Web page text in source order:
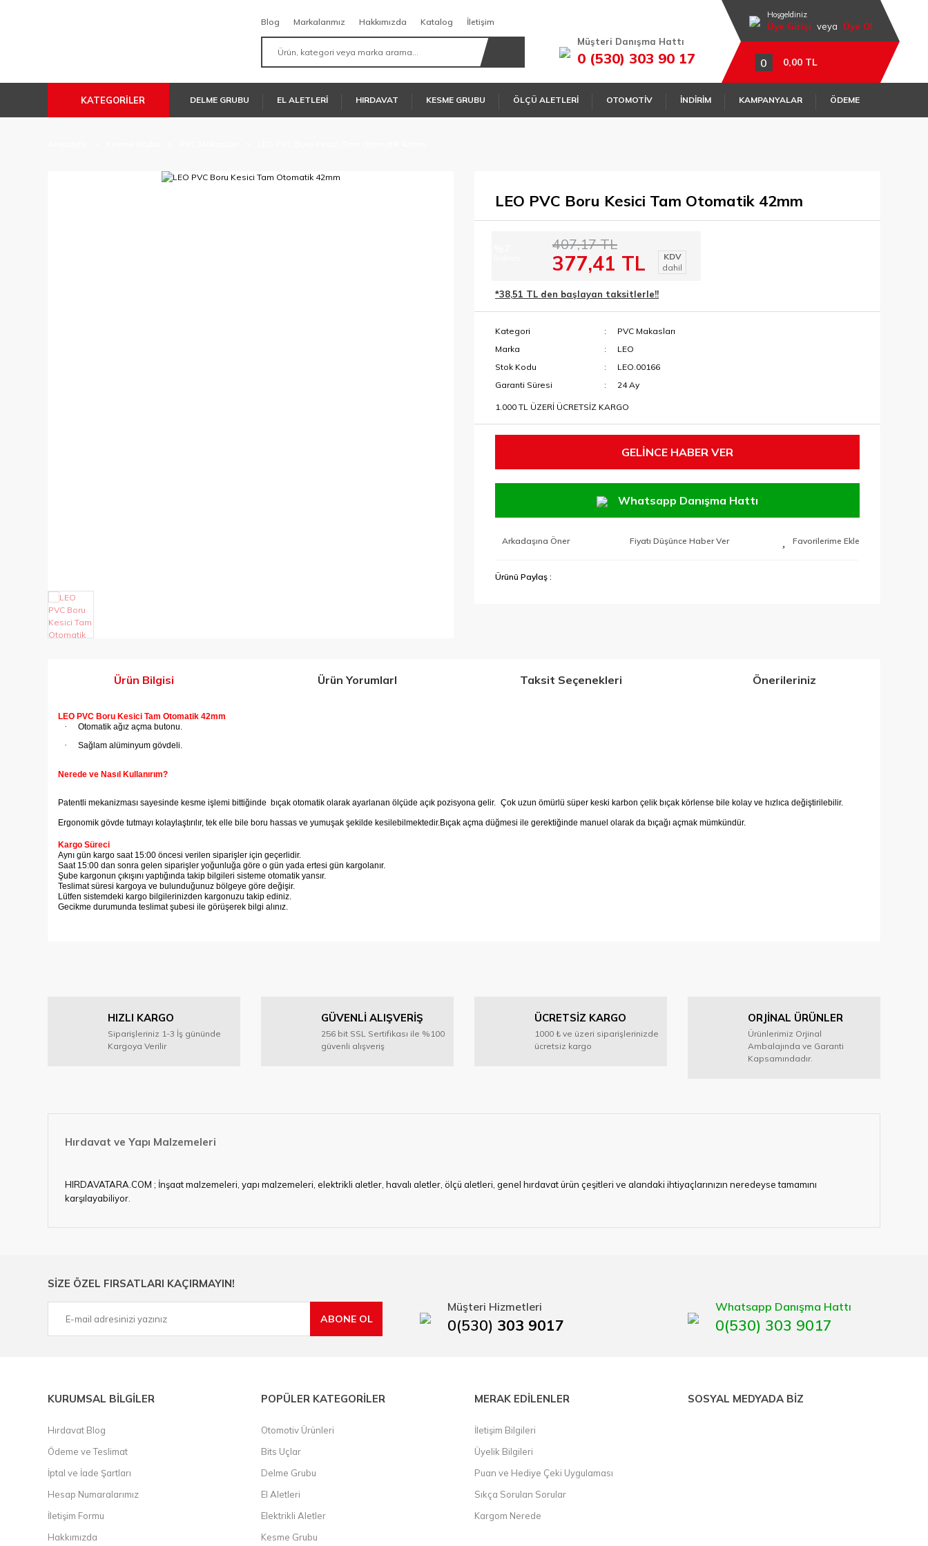
Blog Markalarımız Hakkımızda Katalog İletişim
Müşteri Danışma Hattı
0 (530) 303 90 17
Hoşgeldiniz
Üye Girişi veya Üye Ol
0 0,00 TL
KATEGORİLER DELME GRUBU EL ALETLERİ HIRDAVAT KESME GRUBU ÖLÇÜ ALETLERİ OTOMOTİV İNDİRİM KAMPANYALAR ÖDEME
LEO PVC Boru Kesici Tam Otomatik 42mm
407,17 TL
377,41 TL
KDV
dahil
*38,51 TL den başlayan taksitlerle!!
Kategori
PVC Makasları
Marka
LEO
Stok Kodu
LEO.00166
Garanti Süresi
24 Ay
1.000 TL ÜZERİ ÜCRETSİZ KARGO
GELİNCE HABER VER
Whatsapp Danışma Hattı
Arkadaşına Öner Fiyatı Düşünce Haber Ver
Ürünü Paylaş :
Ürün Bilgisi Ürün YorumlarI Taksit Seçenekleri Önerileriniz
LEO PVC Boru Kesici Tam Otomatik 42mm
· Otomatik ağız açma butonu.
· Sağlam alüminyum gövdeli.
Nerede ve Nasıl Kullanırım?
Patentli mekanizması sayesinde kesme işlemi bittiğinde bıçak otomatik olarak ayarlanan ölçüde açık pozisyona gelir. Çok uzun ömürlü süper keski karbon çelik bıçak körlense bile kolay ve hızlıca değiştirilebilir.
Ergonomik gövde tutmayı kolaylaştırılır, tek elle bile boru hassas ve yumuşak şekilde kesilebilmektedir.Bıçak açma düğmesi ile gerektiğinde manuel olarak da bıçağı açmak mümkündür.
Kargo Süreci
Aynı gün kargo saat 15:00 öncesi verilen siparişler için geçerlidir.
Saat 15:00 dan sonra gelen siparişler yoğunluğa göre o gün yada ertesi gün kargolanır.
Şube kargonun çıkışını yaptığında takip bilgileri sisteme otomatik yansır.
Teslimat süresi kargoya ve bulunduğunuz bölgeye göre değişir.
Lütfen sistemdeki kargo bilgilerinizden kargonuzu takip ediniz.
Gecikme durumunda teslimat şubesi ile görüşerek bilgi alınız.
Ürün bilgilerinde hatalar bulunuyor.
HIZLI KARGO
Siparişleriniz 1-3 İş gününde
Kargoya Verilir
GÜVENLİ ALIŞVERİŞ
256 bit SSL Sertifikası ile %100
güvenli alışveriş
ÜCRETSİZ KARGO
1000 ₺ ve üzeri siparişlerinizde
ücretsiz kargo
ORJİNAL ÜRÜNLER
Ürünlerimiz Orjinal
Ambalajında ve Garanti
Kapsamındadır.
Hırdavat ve Yapı Malzemeleri
HIRDAVATARA.COM ; İnşaat malzemeleri, yapı malzemeleri, elektrikli aletler, havalı aletler, ölçü aletleri, genel hırdavat ürün çeşitleri ve alandaki ihtiyaçlarınızın neredeyse tamamını
karşılayabiliyor.
çelik cetvel, tel fırça, kalem havya, karot uç, pafta takımları, boru kesiciler, çektirme, kablo makası, pürmüz, lazerli mesafe ölçme.
SİZE ÖZEL FIRSATLARI KAÇIRMAYIN!
ABONE OL
Müşteri Hizmetleri
0(530) 303 9017
Whatsapp Danışma Hattı
0(530) 303 9017
KURUMSAL BİLGİLER
Hırdavat Blog
Ödeme ve Teslimat
İptal ve İade Şartları
Hesap Numaralarımız
İletişim Formu
Hakkımızda
POPÜLER KATEGORİLER
Otomotiv Ürünleri
Bits Uçlar
Delme Grubu
El Aletleri
Elektrikli Aletler
Kesme Grubu
MERAK EDİLENLER
İletişim Bilgileri
Üyelik Bilgileri
Puan ve Hediye Çeki Uygulaması
Sıkça Sorulan Sorular
Kargom Nerede
SOSYAL MEDYADA BİZ